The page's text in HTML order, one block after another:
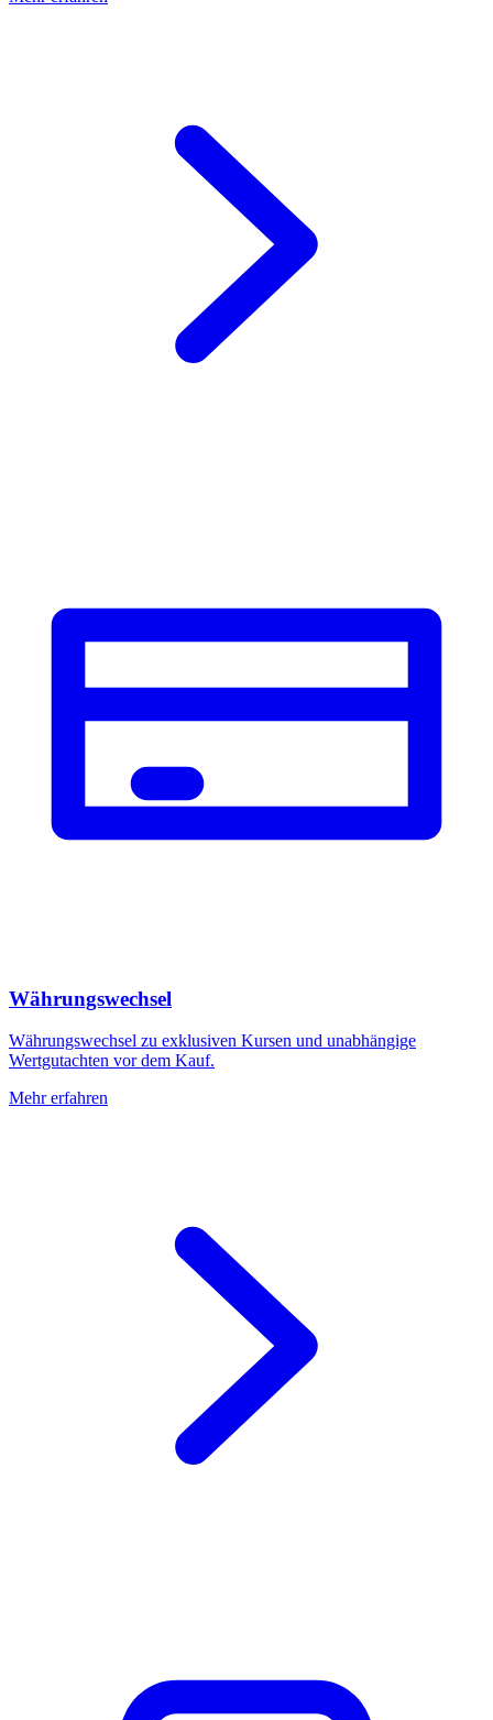
Währungswechsel
Währungswechsel zu exklusiven Kursen und unabhängige
Wertgutachten vor dem Kauf.
Mehr erfahren